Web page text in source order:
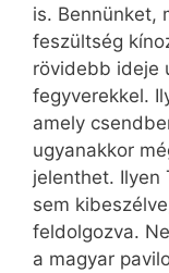
is. Bennünket,
feszültség
rövidebb ideje
fegyverekkel.
amely
ugyanakkor
jelenthet. Ilyen
sem
feldolgozva.
a magyar